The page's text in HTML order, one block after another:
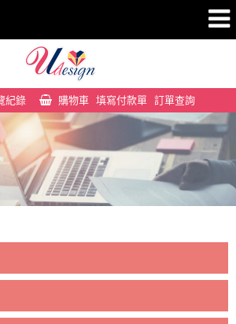
紀錄 購物車 填寫付款單 訂單查詢